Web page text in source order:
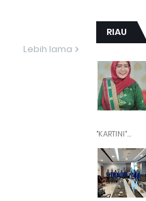
Lebih lama
RIAU
"KARTINI"...